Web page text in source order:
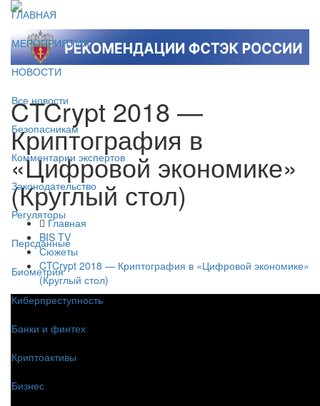
ГЛАВНАЯ
МЕРОПРИЯТИЯ
НОВОСТИ
Все новости
Безопасникам
Комментарии экспертов
Законодательство
Регуляторы
Персданные
Биометрия
Киберпреступность
Банки и финтех
Криптоактивы
Бизнес
CTCrypt 2018 —
Криптография в
«Цифровой экономике»
(Круглый стол)
Главная
BIS TV
Сюжеты
CTCrypt 2018 — Криптография в «Цифровой экономике»
(Круглый стол)